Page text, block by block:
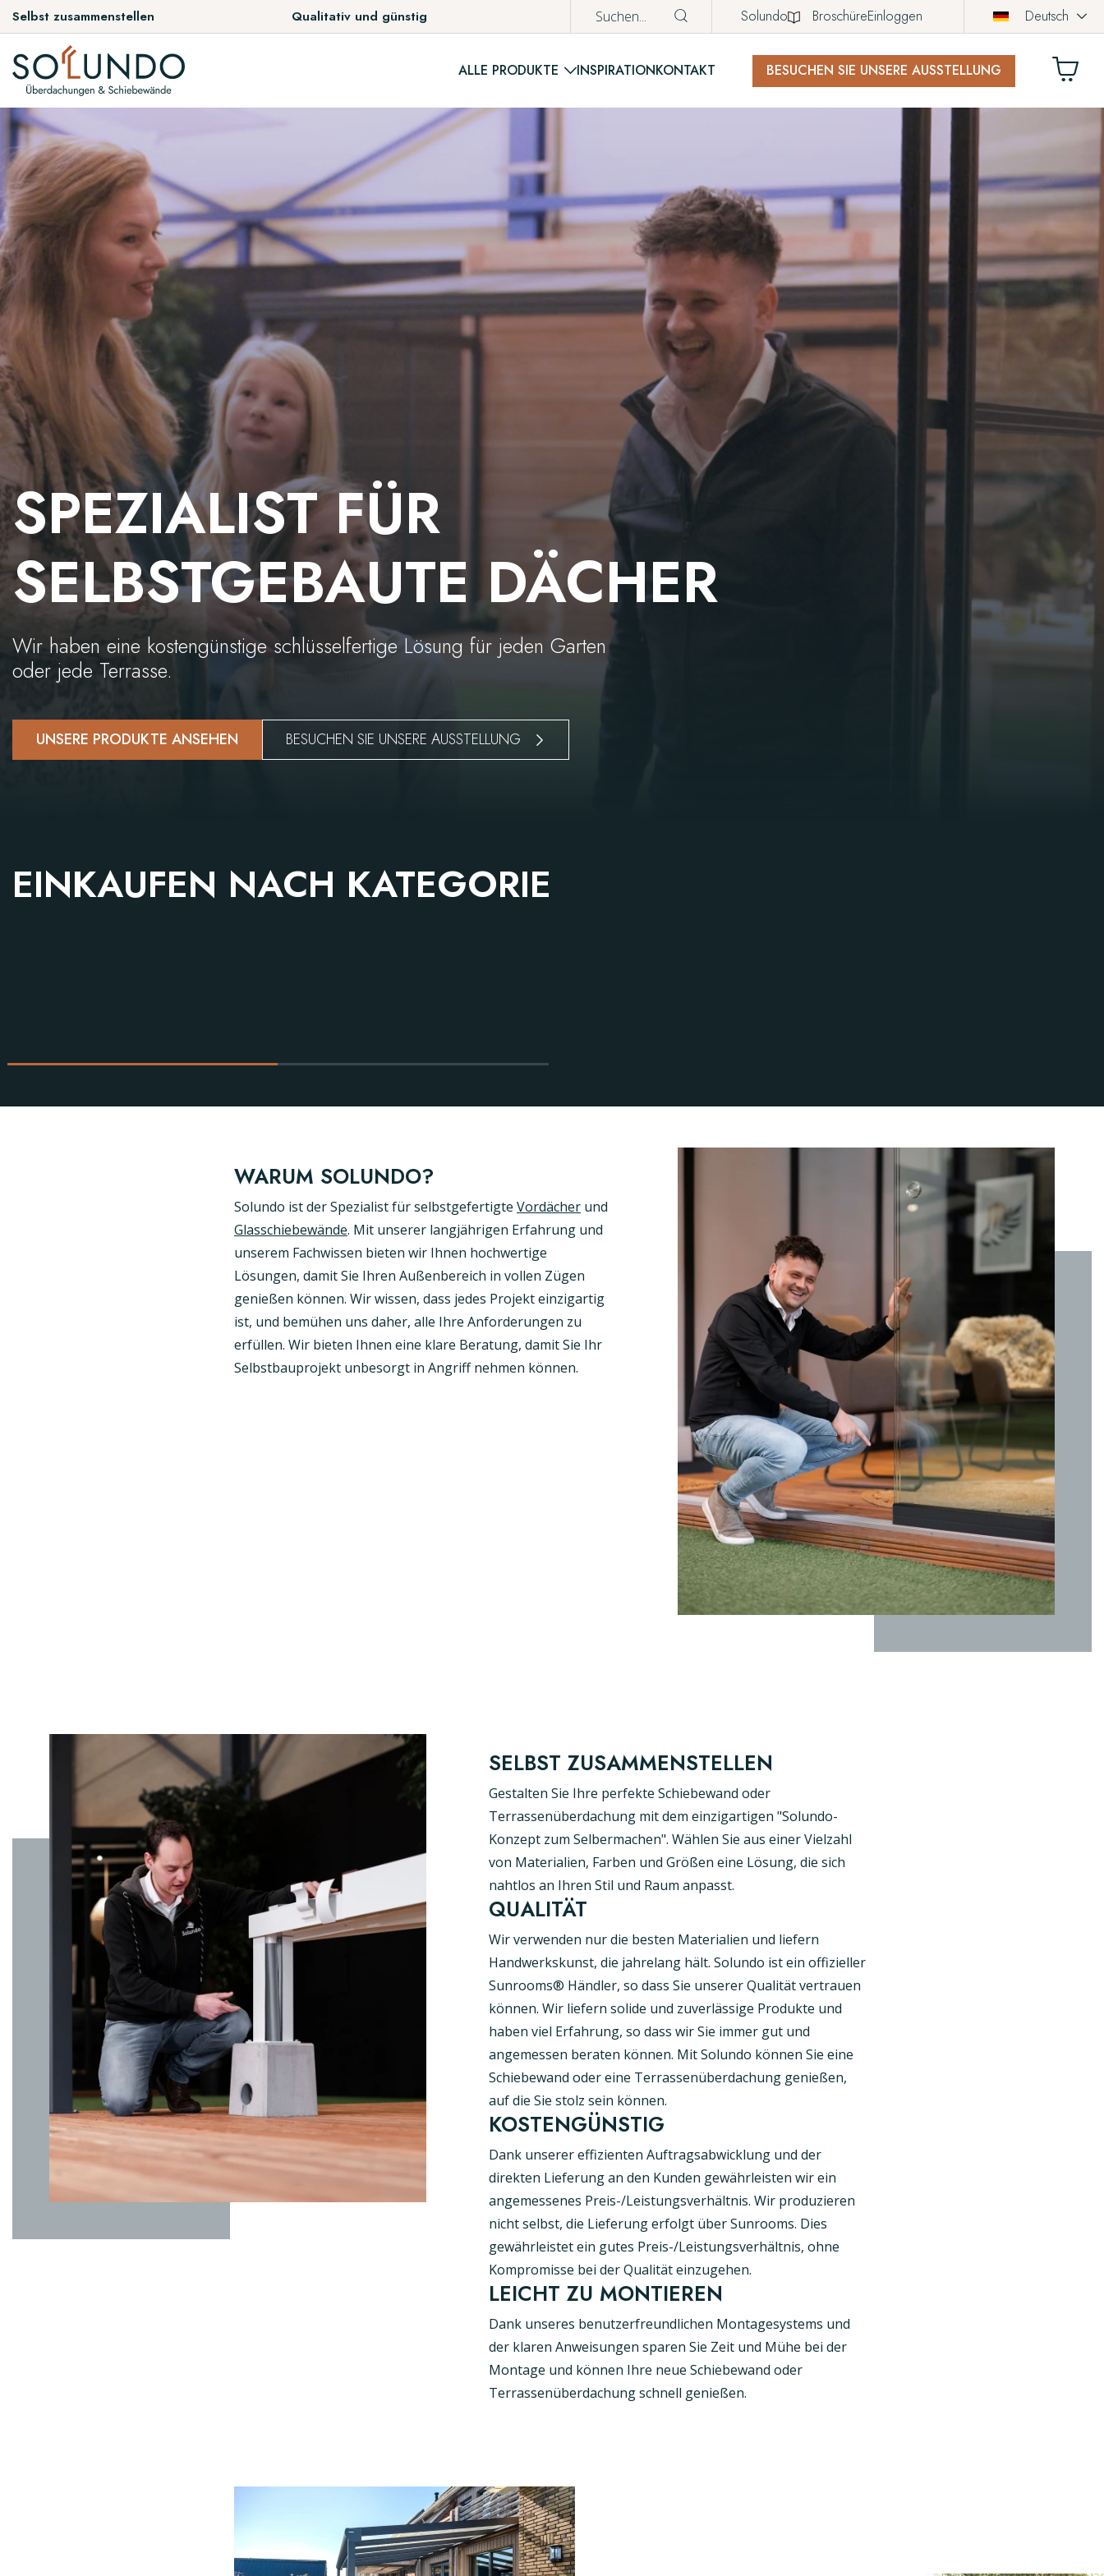
Selbst zusammenstellen Qualitativ und günstig Solundo BroschüreEinloggen Deutsch
ALLE PRODUKTE INSPIRATIONKONTAKT BESUCHEN SIE UNSERE AUSSTELLUNG
WARENKORB
Es befinden sich noch keine Produkte in Ihrem Warenkorb.
SPEZIALIST FÜR
SELBSTGEBAUTE DÄCHER
Wir haben eine kostengünstige schlüsselfertige Lösung für jeden Garten
oder jede Terrasse.
UNSERE PRODUKTE ANSEHEN BESUCHEN SIE UNSERE AUSSTELLUNG
EINKAUFEN NACH KATEGORIE
GLASSCHIEBEWÄNDE CARPORT
WARUM SOLUNDO?
Solundo ist der Spezialist für selbstgefertigte Vordächer und
Glasschiebewände. Mit unserer langjährigen Erfahrung und
unserem Fachwissen bieten wir Ihnen hochwertige
Lösungen, damit Sie Ihren Außenbereich in vollen Zügen
genießen können. Wir wissen, dass jedes Projekt einzigartig
ist, und bemühen uns daher, alle Ihre Anforderungen zu
erfüllen. Wir bieten Ihnen eine klare Beratung, damit Sie Ihr
Selbstbauprojekt unbesorgt in Angriff nehmen können.
SELBST ZUSAMMENSTELLEN
Gestalten Sie Ihre perfekte Schiebewand oder
Terrassenüberdachung mit dem einzigartigen "Solundo-
Konzept zum Selbermachen". Wählen Sie aus einer Vielzahl
von Materialien, Farben und Größen eine Lösung, die sich
nahtlos an Ihren Stil und Raum anpasst.
QUALITÄT
Wir verwenden nur die besten Materialien und liefern
Handwerkskunst, die jahrelang hält. Solundo ist ein offizieller
Sunrooms® Händler, so dass Sie unserer Qualität vertrauen
können. Wir liefern solide und zuverlässige Produkte und
haben viel Erfahrung, so dass wir Sie immer gut und
angemessen beraten können. Mit Solundo können Sie eine
Schiebewand oder eine Terrassenüberdachung genießen,
auf die Sie stolz sein können.
KOSTENGÜNSTIG
Dank unserer effizienten Auftragsabwicklung und der
direkten Lieferung an den Kunden gewährleisten wir ein
angemessenes Preis-/Leistungsverhältnis. Wir produzieren
nicht selbst, die Lieferung erfolgt über Sunrooms. Dies
gewährleistet ein gutes Preis-/Leistungsverhältnis, ohne
Kompromisse bei der Qualität einzugehen.
LEICHT ZU MONTIEREN
Dank unseres benutzerfreundlichen Montagesystems und
der klaren Anweisungen sparen Sie Zeit und Mühe bei der
Montage und können Ihre neue Schiebewand oder
Terrassenüberdachung schnell genießen.